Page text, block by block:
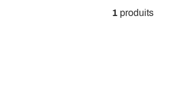
1 produits